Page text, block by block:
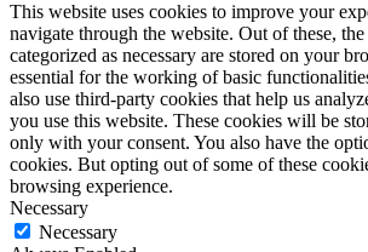
This website uses cookies to improve your
navigate through the website. Out of these,
categorized as necessary are stored on your
essential for the working of basic
also use third-party cookies that help us
you use this website. These cookies will be
only with your consent. You also have the
cookies. But opting out of some of these
browsing experience.
Necessary
Necessary